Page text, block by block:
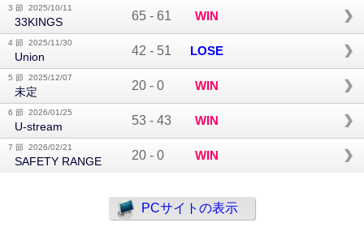
3 節 2025/10/11
33KINGS 65 - 61 WIN
4 節 2025/11/30
Union 42 - 51 LOSE
5 節 2025/12/07
未定 20 - 0 WIN
6 節 2026/01/25
U-stream 53 - 43 WIN
7 節 2026/02/21
SAFETY RANGE 20 - 0 WIN
PCサイトの表示